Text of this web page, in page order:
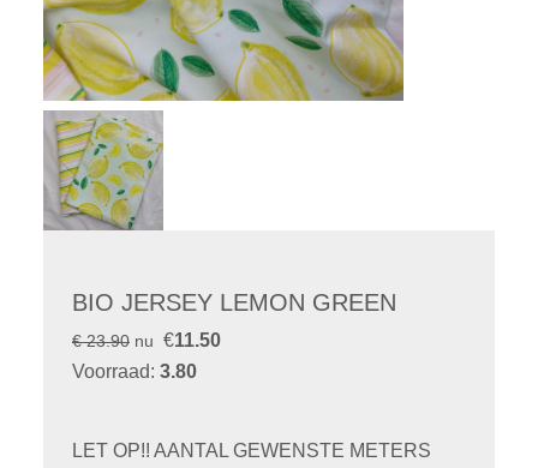
BIO JERSEY LEMON GREEN
€ 23.90 nu €11.50
Voorraad: 3.80
LET OP!! AANTAL GEWENSTE METERS